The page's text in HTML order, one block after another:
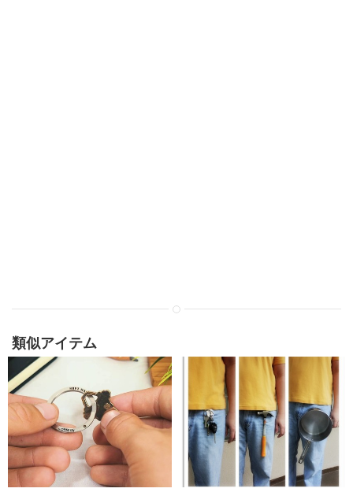
類似アイテム